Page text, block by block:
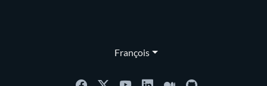
François